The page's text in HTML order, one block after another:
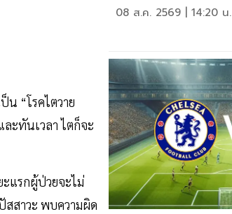
น “โรคไตวาย
ละทันเวลา ไตก็จะ
ะแรกผู้ป่วยจะไม่
สสาวะ พบความผิด
08 ส.ค. 2569 | 14:20 น.